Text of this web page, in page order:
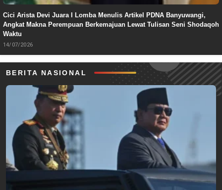
Cici Arista Devi Juara I Lomba Menulis Artikel PDNA Banyuwangi,
Angkat Makna Perempuan Berkemajuan Lewat Tulisan Seni Shodaqoh
Waktu
14/07/2026
BERITA NASIONAL